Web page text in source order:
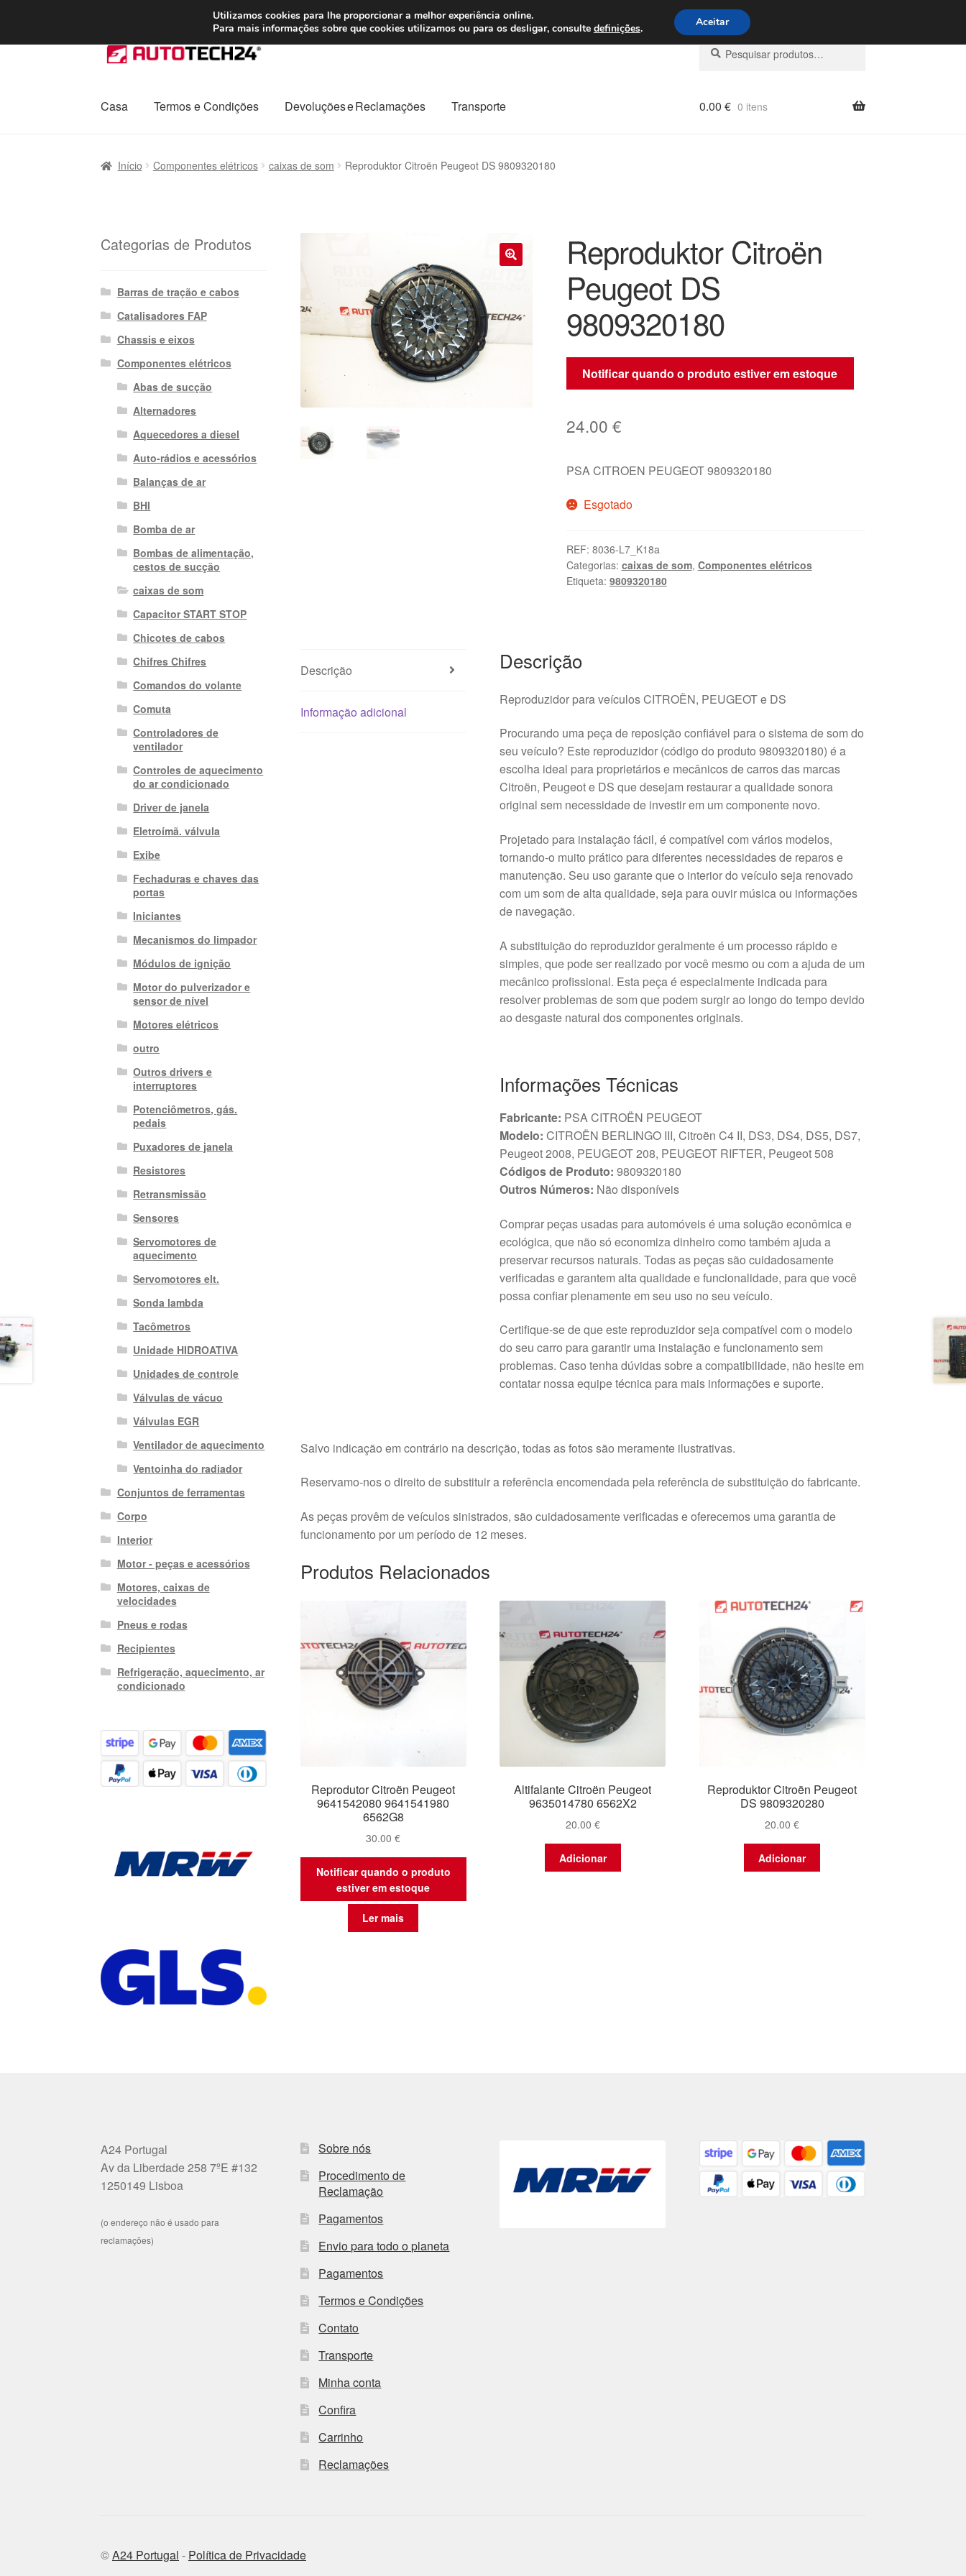
ENVIO a partir de 7 EUR Seg-Sex, das 9h às 16h800 500 967
Ir
para
navegação
Saltar
para
conteúdo
Pesquisar
por:
Pesquisa
Casa Termos e Condições Devoluções e Reclamações Transporte 0.00 € 0 itens
Início Componentes elétricos caixas de som Reproduktor Citroën Peugeot DS 9809320180
Reproduktor Citroën
Peugeot DS
9809320180
Notificar quando o produto estiver em estoque
24.00 €
PSA CITROEN PEUGEOT 9809320180
Esgotado
REF: 8036-L7_K18a
Categorias: caixas de som, Componentes elétricos
Etiqueta: 9809320180
Descrição
Informação adicional
Descrição
Reproduzidor para veículos CITROËN, PEUGEOT e DS
Procurando uma peça de reposição confiável para o sistema de som do
seu veículo? Este reproduzidor (código do produto 9809320180) é a
escolha ideal para proprietários e mecânicos de carros das marcas
Citroën, Peugeot e DS que desejam restaurar a qualidade sonora
original sem necessidade de investir em um componente novo.
Projetado para instalação fácil, é compatível com vários modelos,
tornando-o muito prático para diferentes necessidades de reparos e
manutenção. Seu uso garante que o interior do veículo seja renovado
com um som de alta qualidade, seja para ouvir música ou informações
de navegação.
A substituição do reproduzidor geralmente é um processo rápido e
simples, que pode ser realizado por você mesmo ou com a ajuda de um
mecânico profissional. Esta peça é especialmente indicada para
resolver problemas de som que podem surgir ao longo do tempo devido
ao desgaste natural dos componentes originais.
Informações Técnicas
Fabricante: PSA CITROËN PEUGEOT
Modelo: CITROËN BERLINGO III, Citroën C4 II, DS3, DS4, DS5, DS7,
Peugeot 2008, PEUGEOT 208, PEUGEOT RIFTER, Peugeot 508
Códigos de Produto: 9809320180
Outros Números: Não disponíveis
Comprar peças usadas para automóveis é uma solução econômica e
ecológica, que não só economiza dinheiro como também ajuda a
preservar recursos naturais. Todas as peças são cuidadosamente
verificadas e garantem alta qualidade e funcionalidade, para que você
possa confiar plenamente em seu uso no seu veículo.
Certifique-se de que este reproduzidor seja compatível com o modelo
do seu carro para garantir uma instalação e funcionamento sem
problemas. Caso tenha dúvidas sobre a compatibilidade, não hesite em
contatar nossa equipe técnica para mais informações e suporte.
Salvo indicação em contrário na descrição, todas as fotos são meramente ilustrativas.
Reservamo-nos o direito de substituir a referência encomendada pela referência de substituição do fabricante.
As peças provêm de veículos sinistrados, são cuidadosamente verificadas e oferecemos uma garantia de
funcionamento por um período de 12 meses.
Produtos Relacionados
Reprodutor Citroën Peugeot
9641542080 9641541980
6562G8
30.00€
Notificar quando o produto
estiver em estoque
Ler mais
Altifalante Citroën Peugeot
9635014780 6562X2
20.00 €
Adicionar
Reproduktor Citroën Peugeot
DS 9809320280
20.00€
Adicionar
Categorias de Produtos
Barras de tração e cabos
Catalisadores FAP
Chassis e eixos
Componentes elétricos
Abas de sucção
Alternadores
Aquecedores a diesel
Auto-rádios e acessórios
Balanças de ar
BHI
Bomba de ar
Bombas de alimentação,
cestos de sucção
caixas de som
Capacitor START STOP
Chicotes de cabos
Chifres Chifres
Comandos do volante
Comuta
Controladores de
ventilador
Controles de aquecimento
do ar condicionado
Driver de janela
Eletroímã. válvula
Exibe
Fechaduras e chaves das
portas
Iniciantes
Mecanismos do limpador
Módulos de ignição
Motor do pulverizador e
sensor de nível
Motores elétricos
outro
Outros drivers e
interruptores
Potenciômetros, gás.
pedais
Puxadores de janela
Resistores
Retransmissão
Sensores
Servomotores de
aquecimento
Servomotores elt.
Sonda lambda
Tacômetros
Unidade HIDROATIVA
Unidades de controle
Válvulas de vácuo
Válvulas EGR
Ventilador de aquecimento
Ventoinha do radiador
Conjuntos de ferramentas
Corpo
Interior
Motor - peças e acessórios
Motores, caixas de
velocidades
Pneus e rodas
Recipientes
Refrigeração, aquecimento, ar
condicionado
A24 Portugal
Av da Liberdade 258 7ºE #132
1250149 Lisboa
(o endereço não é usado para
reclamações)
Sobre nós
Procedimento de
Reclamação
Pagamentos
Envio para todo o planeta
Pagamentos
Termos e Condições
Contato
Transporte
Minha conta
Confira
Carrinho
Reclamações
©A24 Portugal - Política de Privacidade
Utilizamos cookies para lhe proporcionar a melhor experiência online.
Para mais informações sobre que cookies utilizamos ou para os desligar, consulte definições. Aceitar